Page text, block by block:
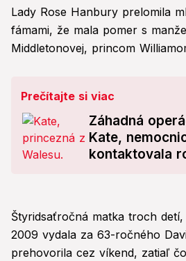
Lady Rose Hanbury prelomila
fámami, že mala pomer s
Middletonovej, princom
Prečítajte si viac
Záhadná
Kate,
kontaktovala
Štyridsaťročná matka troch
2009 vydala za 63-ročného
prehovorila cez víkend, zatiaľ